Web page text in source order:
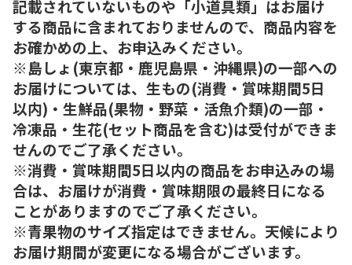
記載されていないものや「小道具類」はお届け
する商品に含まれておりませんので、商品内容を
お確かめの上、お申込みください。
※島しょ(東京都・鹿児島県・沖縄県)の一部への
お届けについては、生もの(消費・賞味期間5日
以内)・生鮮品(果物・野菜・活魚介類)の一部・
冷凍品・生花(セット商品を含む)は受付ができま
せんのでご了承ください。
※消費・賞味期間5日以内の商品をお申込みの場
合は、お届けが消費・賞味期限の最終日になる
ことがありますのでご了承ください。
※青果物のサイズ指定はできません。天候により
お届け期間が変更になる場合がございます。